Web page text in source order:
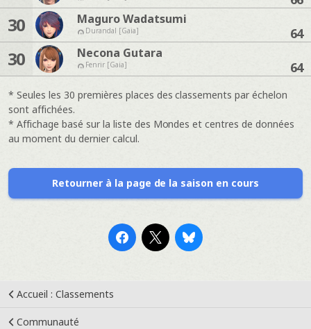
30 Maguro Wadatsumi
Durandal [Gaia] 64
30 Necona Gutara
Fenrir [Gaia] 64
* Seules les 30 premières places des classements par échelon
sont affichées.
* Affichage basé sur la liste des Mondes et centres de données
au moment du dernier calcul.
Retourner à la page de la saison en cours
Accueil : Classements
Communauté